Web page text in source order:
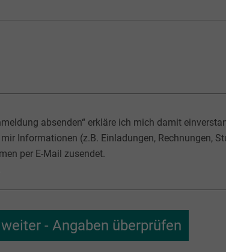
absenden“ erkläre ich mich damit
Informationen (z.B. Einladungen, Rechnungen,
per E-Mail zusendet.